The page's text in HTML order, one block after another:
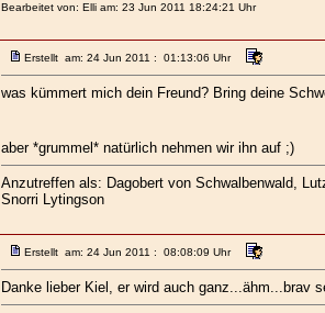
Bearbeitet von: Elli am: 23 Jun 2011 18:24:21 Uhr
Erstellt am: 24 Jun 2011 : 01:13:06 Uhr
was kümmert mich dein Freund? Bring deine
aber *grummel* natürlich nehmen wir ihn auf ;)
Anzutreffen als: Dagobert von Schwalbenwald,
Snorri Lytingson
Erstellt am: 24 Jun 2011 : 08:08:09 Uhr
Danke lieber Kiel, er wird auch ganz...ähm...brav